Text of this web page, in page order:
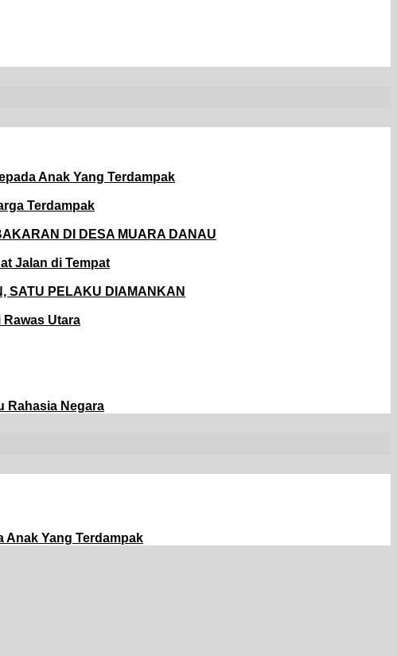
Anak Yang Terdampak
Terdampak
DI DESA MUARA DANAU
Jalan di Tempat
SATU PELAKU DIAMANKAN
Utara
Rahasia Negara
Anak Yang Terdampak